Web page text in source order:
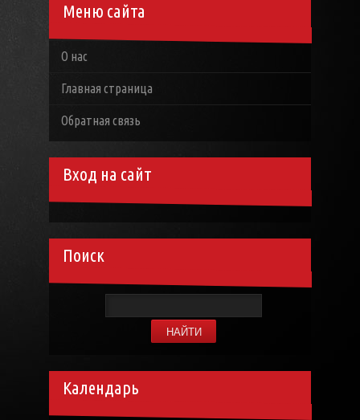
Меню сайта
О нас
Главная страница
Обратная связь
Вход на сайт
Поиск
Календарь